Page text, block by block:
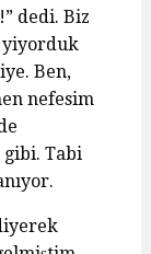
dedi. Biz
yiyorduk
Ben,
nefesim
Tabi